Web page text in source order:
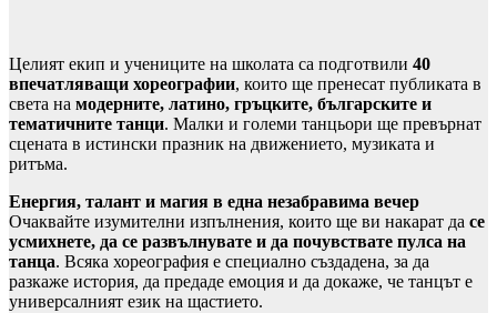
Целият екип и учениците на школата са подготвили 40
впечатляващи хореографии, които ще пренесат публиката в
света на модерните, латино, гръцките, българските и
тематичните танци. Малки и големи танцьори ще превърнат
сцената в истински празник на движението, музиката и
ритъма.
Енергия, талант и магия в една незабравима вечер
Очаквайте изумителни изпълнения, които ще ви накарат да се
усмихнете, да се развълнувате и да почувствате пулса на
танца. Всяка хореография е специално създадена, за да
разкаже история, да предаде емоция и да докаже, че танцът е
универсалният език на щастието.